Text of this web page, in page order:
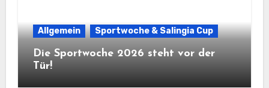
Allgemein Sportwoche & Salingia Cup
Die Sportwoche 2026 steht vor der
Tür!